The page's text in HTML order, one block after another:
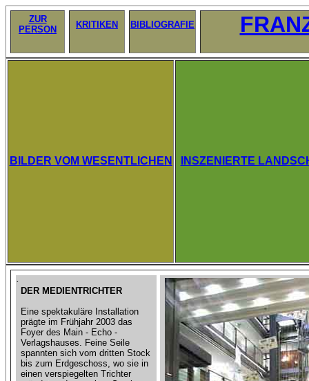
ZUR
PERSON
KRITIKEN BIBLIOGRAFIE
BILDER VOM WESENTLICHEN INSZENIERTE
DER MEDIENTRICHTER
Eine spektakuläre Installation
prägte im Frühjahr 2003 das
Foyer des Main - Echo -
Verlagshauses. Feine Seile
spannten sich vom dritten Stock
bis zum Erdgeschoss, wo sie in
einen verspiegelten Trichter